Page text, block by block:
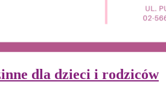
dla dzieci i rodziców